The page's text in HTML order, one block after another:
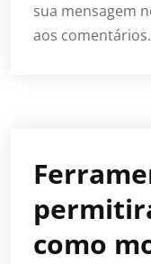
sua mensagem
aos comentários.
como